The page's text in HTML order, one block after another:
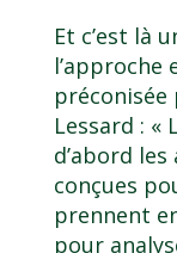
Et c’est là
l’approche
Lessard : «
d’abord
conçues
prennent
pour